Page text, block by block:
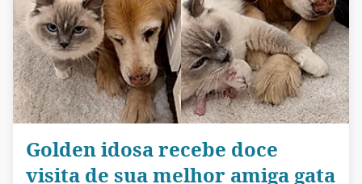
Golden idosa recebe doce
visita de sua melhor amiga gata